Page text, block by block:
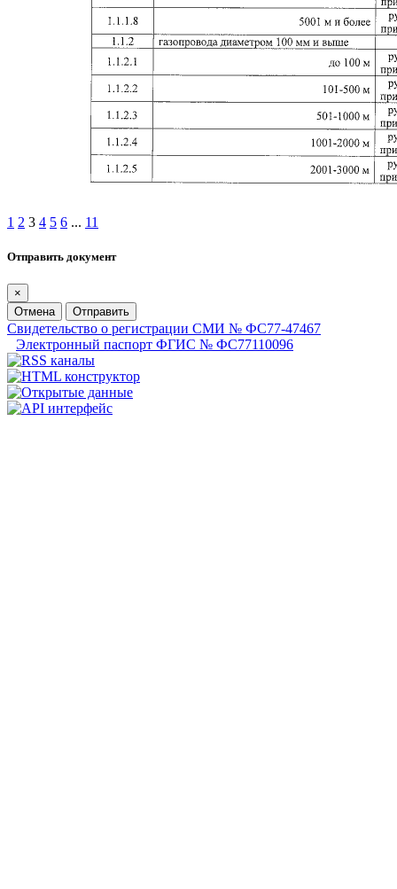
1 2 3 4 5 6 ... 11
Отправить документ
×
Отмена
Отправить
Свидетельство о регистрации СМИ № ФС77-47467
Электронный паспорт ФГИС № ФС77110096